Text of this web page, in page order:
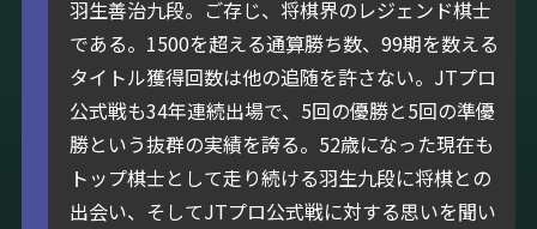
羽生善治九段。ご存じ、将棋界のレジェンド棋士
である。1500を超える通算勝ち数、99期を数える
タイトル獲得回数は他の追随を許さない。JTプロ
公式戦も34年連続出場で、5回の優勝と5回の準優
勝という抜群の実績を誇る。52歳になった現在も
トップ棋士として走り続ける羽生九段に将棋との
出会い、そしてJTプロ公式戦に対する思いを聞い